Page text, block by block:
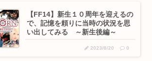
【FF14】新生１０周年を迎えるの
で、記憶を頼りに当時の状況を思
い出してみる ～新生後編～
2023/8/20 0